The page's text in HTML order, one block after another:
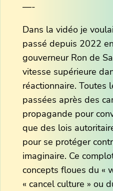
—-
Dans la vidéo je
passé depuis 2022
gouverneur Ron de
vitesse supérieure
réactionnaire. Toutes
passées après des
propagande pour
que des lois
pour se protéger
imaginaire. Ce
concepts floues du «
« cancel culture » ou